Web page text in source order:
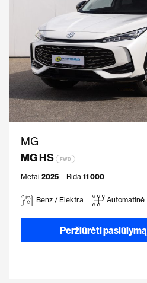
MG
MG HS
FWD
Metai 2025 Rida 11 000
Benz / Elektra Automatinė
Peržiūrėti pasiūlymą